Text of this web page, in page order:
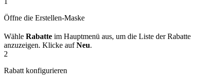
Öffne die Erstellen-Maske
Wähle Rabatte im Hauptmenü aus, um die Liste der Rabatte
anzuzeigen. Klicke aufNeu.
2
Rabatt konfigurieren